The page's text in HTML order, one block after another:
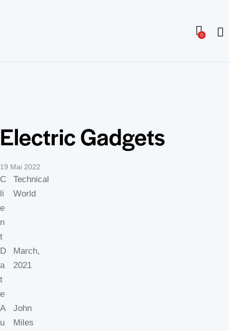
0
Electric Gadgets
19 Mai 2022
C
li
e
n
t
Technical
World
D
a
t
e
March,
2021
A
u
John
Miles